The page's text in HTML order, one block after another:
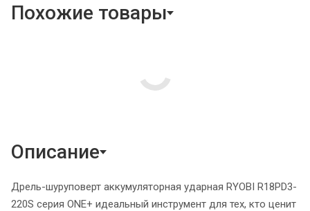
Похожие товары
Описание
Дрель-шуруповерт аккумуляторная ударная RYOBI R18PD3-
220S серия ONE+ идеальный инструмент для тех, кто ценит